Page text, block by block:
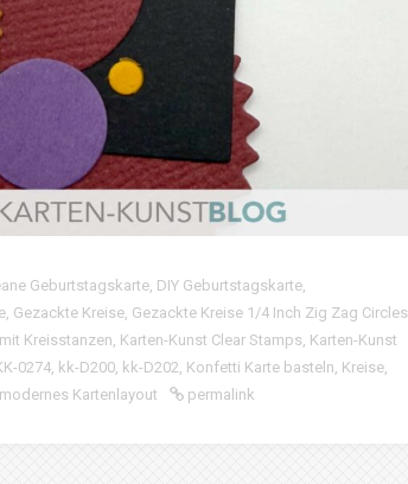
Geburtstagskarte, DIY Geburtstagskarte,
, Gezackte Kreise, Gezackte Kreise 1/4 Inch Zig Zag Circles
Kreisstanzen, Karten-Kunst Clear Stamps, Karten-Kunst
0274, kk-D200, kk-D202, Konfetti Karte basteln, Kreise,
modernes Kartenlayout permalink